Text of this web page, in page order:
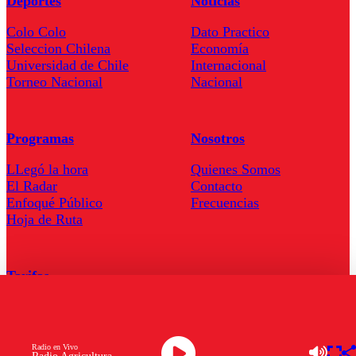
Radio en Vivo
Colo Colo
Seleccion Chilena
Universidad de Chile
Torneo Nacional
Dato Practico
Economía
Internacional
Nacional
Programas
LLegó la hora
El Radar
Enfoqué Público
Hoja de Ruta
Nosotros
Quienes Somos
Contacto
Frecuencias
Tarifas